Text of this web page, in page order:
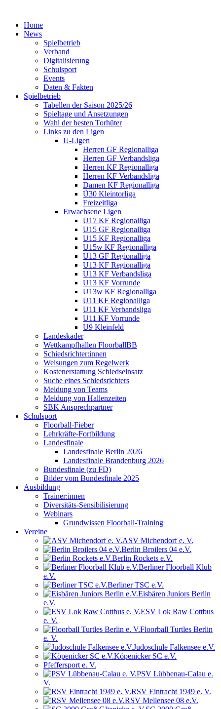
Home
News
Spielbetrieb
Verband
Digitalisierung
Schulsport
Events
Daten & Fakten
Spielbetrieb
Tabellen der Saison 2025/26
Spieltage und Ansetzungen
Wahl der besten Torhüter
Links zu den Ligen
U-Ligen
Herren GF Regionalliga
Herren GF Verbandsliga
Herren KF Regionalliga
Herren KF Verbandsliga
Damen KF Regionalliga
Ü30 Kleintorliga
Freizeitliga
Erwachsene Ligen
U17 KF Regionalliga
U15 GF Regionalliga
U15 KF Regionalliga
U15w KF Regionalliga
U13 GF Regionalliga
U13 KF Regionalliga
U13 KF Verbandsliga
U13 KF Vorrunde
U13w KF Regionalliga
U11 KF Regionalliga
U11 KF Verbandsliga
U11 KF Vorrunde
U9 Kleinfeld
Landeskader
Wettkampfhallen FloorballBB
Schiedsrichter:innen
Weisungen zum Regelwerk
Kostenerstattung Schiedseinsatz
Suche eines Schiedsrichters
Meldung von Teams
Meldung von Hallenzeiten
SBK Ansprechpartner
Schulsport
Floorball-Fieber
Lehrkräfte-Fortbildung
Landesfinale
Landesfinale Berlin 2026
Landesfinale Brandenburg 2026
Bundesfinale (zu FD)
Bilder vom Bundesfinale 2025
Ausbildung
Trainer:innen
Diversitäts-Sensibilisierung
Webinars
Grundwissen Floorball-Training
Vereine
ASV Michendorf e. V.
Berlin Broilers 04 e.V.
Berlin Rockets e.V.
Berliner Floorball Klub
e.V.
Berliner TSC e.V.
Eisbären Juniors Berlin
e.V.
ESV Lok Raw Cottbus
e. V.
Floorball Turtles Berlin
e. V.
Judoschule Falkensee e.V.
Köpenicker SC e.V.
Pfeffersport e. V.
PSV Lübbenau-Calau e.
V.
RSV Eintracht 1949 e. V.
RSV Mellensee 08 e.V.